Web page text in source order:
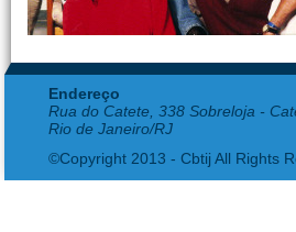
Endereço
Rua do Catete, 338 Sobreloja -
Rio de Janeiro/RJ
©Copyright 2013 - Cbtij All Rights